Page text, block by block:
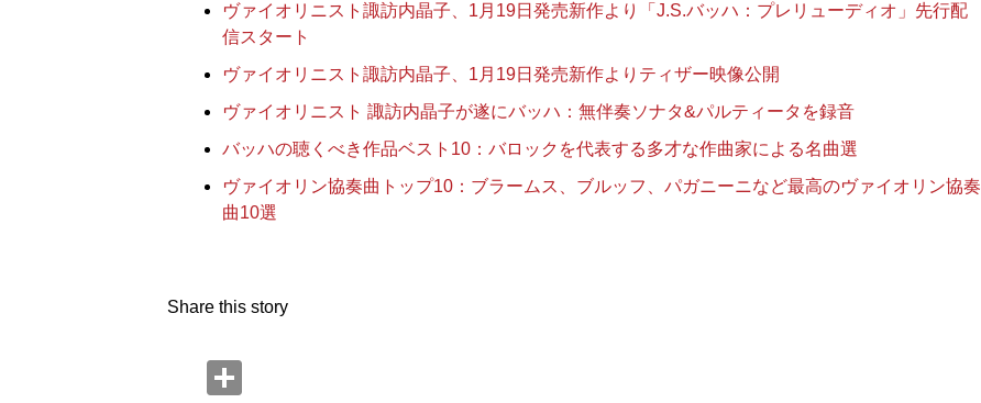
ヴァイオリニスト諏訪内晶子、1月19日発売新作より「J.S.バッハ：プレリューディオ」先行配
信スタート
ヴァイオリニスト諏訪内晶子、1月19日発売新作よりティザー映像公開
ヴァイオリニスト 諏訪内晶子が遂にバッハ：無伴奏ソナタ&パルティータを録音
バッハの聴くべき作品ベスト10：バロックを代表する多才な作曲家による名曲選
ヴァイオリン協奏曲トップ10：ブラームス、ブルッフ、パガニーニなど最高のヴァイオリン協奏
曲10選
Share this story